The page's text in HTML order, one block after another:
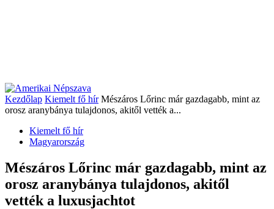
Kezdőlap Kiemelt fő hír Mészáros Lőrinc már gazdagabb, mint az
orosz aranybánya tulajdonos, akitől vették a...
Kiemelt fő hír
Magyarország
Mészáros Lőrinc már gazdagabb, mint az
orosz aranybánya tulajdonos, akitől
vették a luxusjachtot